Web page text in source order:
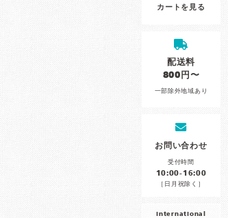
カートを見る
配送料
800円〜
一部除外地域あり
お問い合わせ
受付時間
10:00-16:00
［日月祝除く］
international